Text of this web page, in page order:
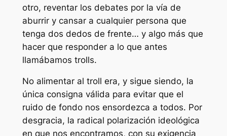
otro, reventar los debates por la vía de
aburrir y cansar a cualquier persona que
tenga dos dedos de frente… y algo más que
hacer que responder a lo que antes
llamábamos trolls.
No alimentar al troll era, y sigue siendo, la
única consigna válida para evitar que el
ruido de fondo nos ensordezca a todos. Por
desgracia, la radical polarización ideológica
en que nos encontramos, con su exigencia